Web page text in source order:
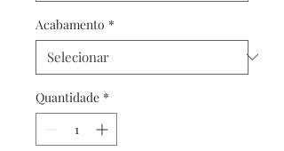
Acabamento *
Quantidade *